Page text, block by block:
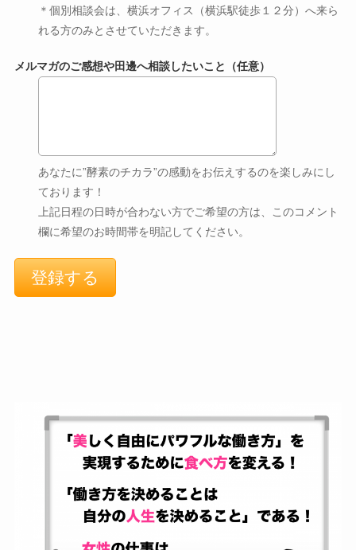
＊個別相談会は、横浜オフィス（横浜駅徒歩１２分）へ来ら
れる方のみとさせていただきます。
メルマガのご感想や田邊へ相談したいこと（任意）
あなたに”酵素のチカラ”の感動をお伝えするのを楽しみにし
ております！
上記日程の日時が合わない方でご希望の方は、このコメント
欄に希望のお時間帯を明記してください。